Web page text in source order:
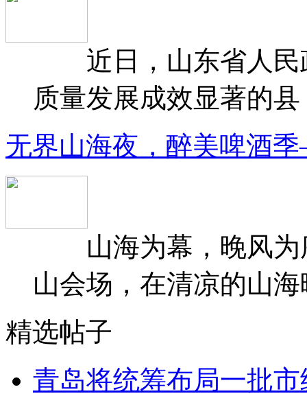
近日，山东省人民
质量发展成效显著的
无界山海夜，醉美啤酒
山海为幕，晚风为
山会场，在清凉的山
精选帖子
青岛将统筹布局一批市